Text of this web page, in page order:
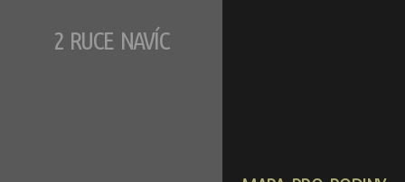
2 RUCE NAVÍC